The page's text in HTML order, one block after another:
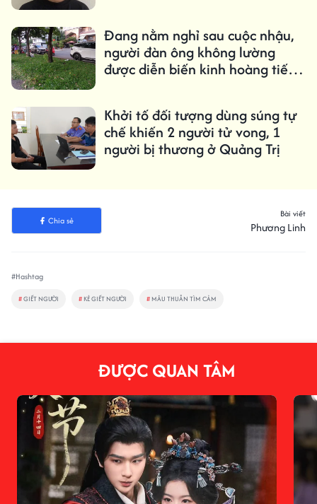
Đang nằm nghỉ sau cuộc nhậu,
người đàn ông không lường
được diễn biến kinh hoàng tiếp
Khởi tố đối tượng dùng súng tự
chế khiến 2 người tử vong, 1
người bị thương ở Quảng Trị
Chia sẻ
Bài viết
Phương Linh
#Hashtag
#GIẾT NGƯỜI # KẺ GIẾT NGƯỜI # MÂU THUẪN TÌM CẢM
ĐƯỢC QUAN TÂM